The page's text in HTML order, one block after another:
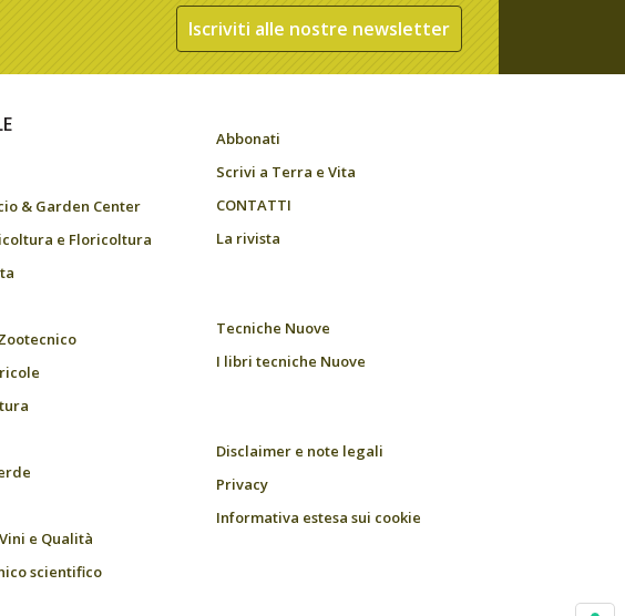
Iscriviti alle nostre newsletter
& Garden Center
e Floricoltura
e Qualità
scientifico
Abbonati
Scrivi a Terra e Vita
CONTATTI
La rivista
Tecniche Nuove
I libri tecniche Nuove
Disclaimer e note legali
Privacy
Informativa estesa sui cookie